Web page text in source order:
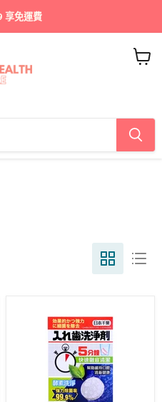
享免運費
車